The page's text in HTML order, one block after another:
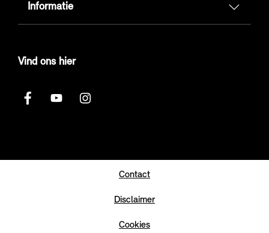
Informatie
Vind ons hier
Contact
Disclaimer
Cookies